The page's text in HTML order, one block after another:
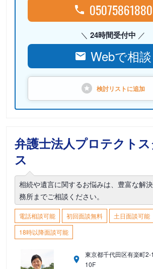
05075861880
24時間受付中
Webで相談
検討リストに追加
弁護士法人プロテクト
ス
相続や遺言に関するお悩みは、豊富な解
務所までご相談ください。
電話相談可能 初回面談無料
土日面談可能
18時以降面談可能
東京都千代田区有楽町
10F